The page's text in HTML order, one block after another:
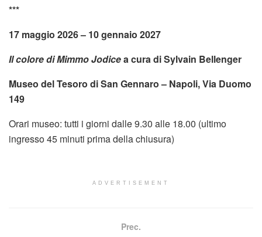
***
17 maggio 2026 – 10 gennaio 2027
Il colore di Mimmo Jodicea cura di Sylvain Bellenger
Museo del Tesoro di San Gennaro – Napoli, Via Duomo
149
Orari museo: tutti i giorni dalle 9.30 alle 18.00 (ultimo
ingresso 45 minuti prima della chiusura)
ADVERTISEMENT
Prec.